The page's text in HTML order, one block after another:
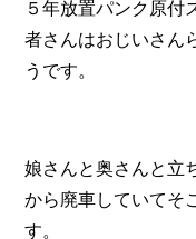
５年放置パンク原付
者さんはおじいさん
うです。
娘さんと奥さんと立
から廃車していてそ
す。